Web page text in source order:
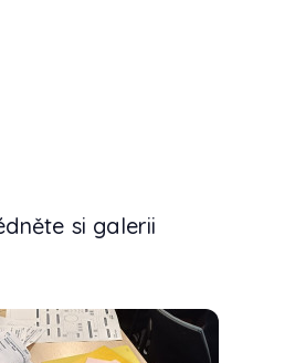
si galerii